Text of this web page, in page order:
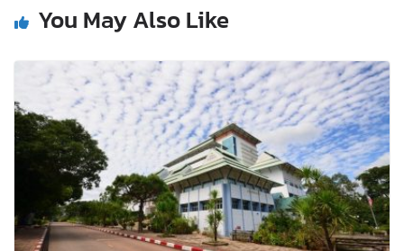
You May Also Like